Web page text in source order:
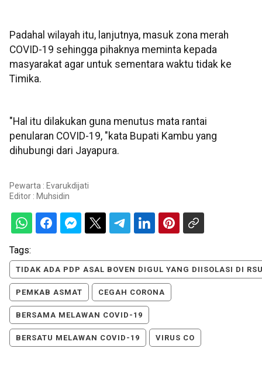
Padahal wilayah itu, lanjutnya, masuk zona merah
COVID-19 sehingga pihaknya meminta kepada
masyarakat agar untuk sementara waktu tidak ke
Timika.
"Hal itu dilakukan guna menutus mata rantai
penularan COVID-19, "kata Bupati Kambu yang
dihubungi dari Jayapura.
Pewarta : Evarukdijati
Editor : Muhsidin
Tags:
TIDAK ADA PDP ASAL BOVEN DIGUL YANG DIISOLASI DI
PEMKAB ASMAT CEGAH CORONA
BERSAMA MELAWAN COVID-19
BERSATU MELAWAN COVID-19 VIRUS CO